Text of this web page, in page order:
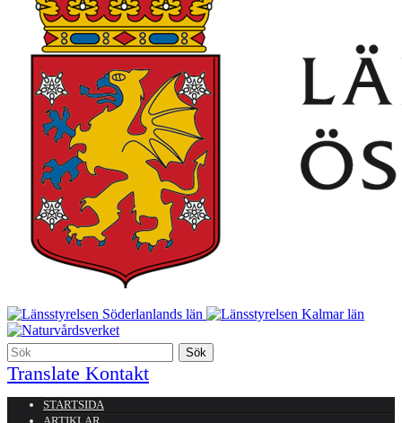
Translate Kontakt
STARTSIDA